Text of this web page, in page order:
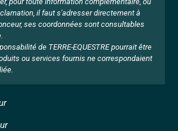
il faut s'adresser directement à
ses coordonnées sont consultables
de TERRE-EQUESTRE pourrait être
ou services fournis ne correspondaient